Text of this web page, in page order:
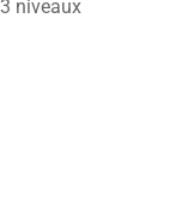
niveaux